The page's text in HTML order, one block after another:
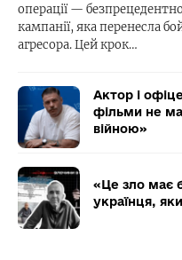
операції —
кампанії, яка перенесла
агресора. Цей крок…
Актор і
фільми не
війною»
«Це зло має
українця,